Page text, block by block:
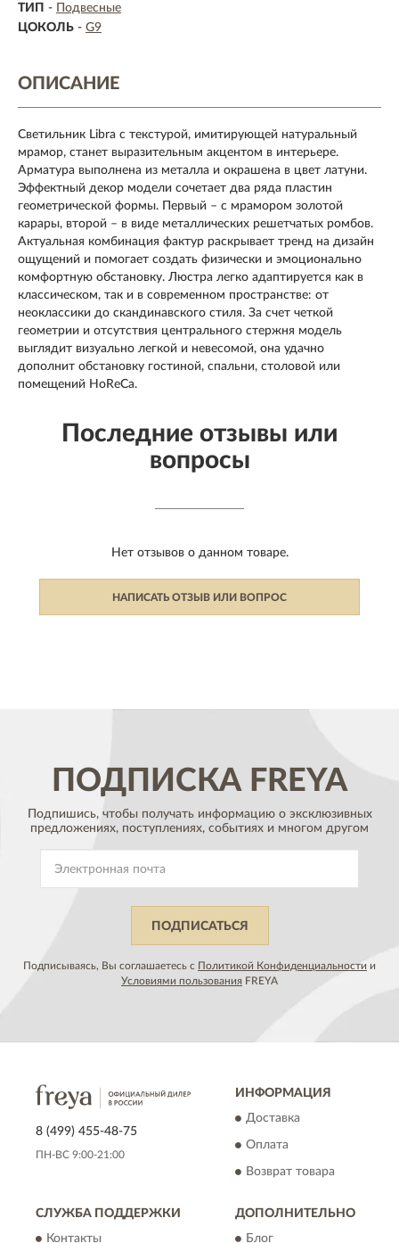
ТИП - Подвесные
ЦОКОЛЬ - G9
ОПИСАНИЕ
Светильник Libra с текстурой, имитирующей натуральный
мрамор, станет выразительным акцентом в интерьере.
Арматура выполнена из металла и окрашена в цвет латуни.
Эффектный декор модели сочетает два ряда пластин
геометрической формы. Первый – с мрамором золотой
карары, второй – в виде металлических решетчатых ромбов.
Актуальная комбинация фактур раскрывает тренд на дизайн
ощущений и помогает создать физически и эмоционально
комфортную обстановку. Люстра легко адаптируется как в
классическом, так и в современном пространстве: от
неоклассики до скандинавского стиля. За счет четкой
геометрии и отсутствия центрального стержня модель
выглядит визуально легкой и невесомой, она удачно
дополнит обстановку гостиной, спальни, столовой или
помещений HoReCa.
Последние отзывы или
вопросы
Нет отзывов о данном товаре.
НАПИСАТЬ ОТЗЫВ ИЛИ ВОПРОС
ПОДПИСКА FREYA
Подпишись, чтобы получать информацию о эксклюзивных
предложениях, поступлениях, событиях и многом другом
ПОДПИСАТЬСЯ
Подписываясь, Вы соглашаетесь с Политикой Конфиденциальности и
Условиями пользования FREYA
8 (499) 455-48-75
ПН-ВС 9:00-21:00
ИНФОРМАЦИЯ
Доставка
Оплата
Возврат товара
СЛУЖБА ПОДДЕРЖКИ
Контакты
ДОПОЛНИТЕЛЬНО
Блог